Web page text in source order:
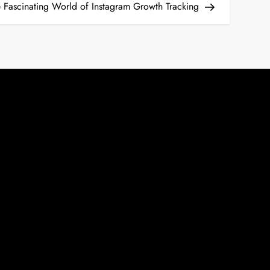
Post
Fascinating World of Instagram Growth Tracking